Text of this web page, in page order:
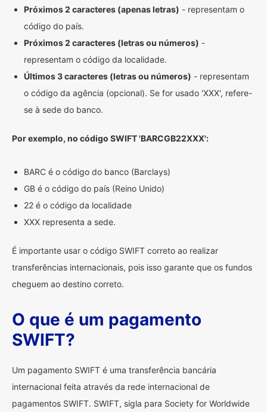
Próximos 2 caracteres (apenas letras) - representam o
código do país.
Próximos 2 caracteres (letras ou números) -
representam o código da localidade.
Últimos 3 caracteres (letras ou números) - representam
o código da agência (opcional). Se for usado 'XXX', refere-
se à sede do banco.
Por exemplo, no código SWIFT 'BARCGB22XXX':
BARC é o código do banco (Barclays)
GB é o código do país (Reino Unido)
22 é o código da localidade
XXX representa a sede.
É importante usar o código SWIFT correto ao realizar
transferências internacionais, pois isso garante que os fundos
cheguem ao destino correto.
O que é um pagamento
SWIFT?
Um pagamento SWIFT é uma transferência bancária
internacional feita através da rede internacional de
pagamentos SWIFT. SWIFT, sigla para Society for Worldwide